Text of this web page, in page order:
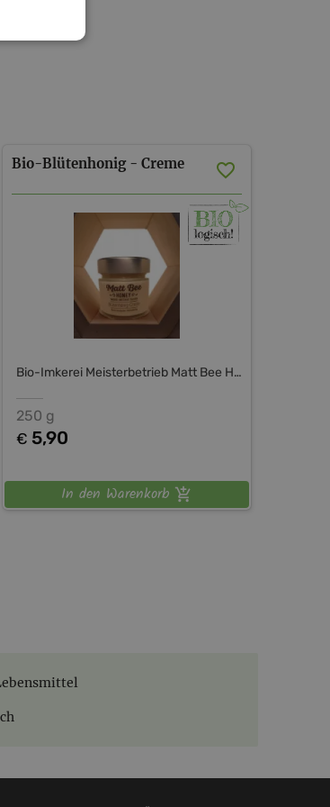
Bio-Blütenhonig - Creme
Bio-Imkerei Meisterbetrieb Matt Bee Honey
250 g
€ 5,90
In den Warenkorb